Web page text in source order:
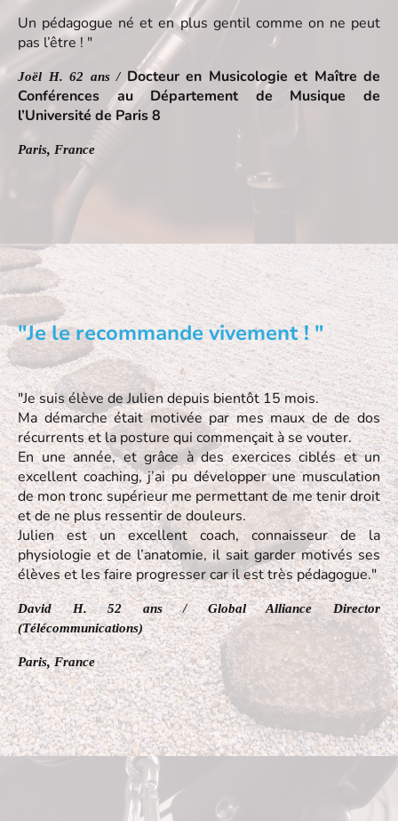
Un pédagogue né et en plus gentil comme on ne peut
pas l’être ! "
Joël H. 62 ans / Docteur en Musicologie et Maître de
Conférences au Département de Musique de
l’Université de Paris 8
Paris, France
"Je le recommande vivement ! "
"Je suis élève de Julien depuis bientôt 15 mois.
Ma démarche était motivée par mes maux de de dos
récurrents et la posture qui commençait à se vouter.
En une année, et grâce à des exercices ciblés et un
excellent coaching, j’ai pu développer une musculation
de mon tronc supérieur me permettant de me tenir droit
et de ne plus ressentir de douleurs.
Julien est un excellent coach, connaisseur de la
physiologie et de l’anatomie, il sait garder motivés ses
élèves et les faire progresser car il est très pédagogue."
David H. 52 ans / Global Alliance Director
(Télécommunications)
Paris, France